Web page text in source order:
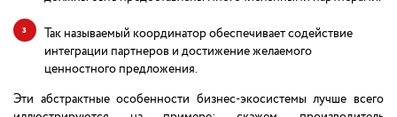
Так называемый координатор обеспечивает содействие
интеграции партнеров и достижение желаемого
ценностного предложения.
Эти абстрактные особенности бизнес-экосистемы лучше всего